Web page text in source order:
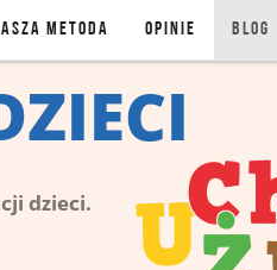
METODA OPINIE BLOG